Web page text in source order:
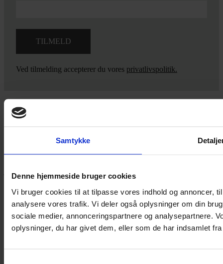
Samtykke
Denne hjemmeside bruger cookies
Vi bruger cookies til at tilpasse vores indhold og annoncer,
analysere vores trafik. Vi deler også oplysninger om din
sociale medier, annonceringspartnere og analysepartnere.
oplysninger, du har givet dem, eller som de har indsamlet
Ved tilmelding accepterer du vores privatlivspolitik.
Yarn Every Wear
Hvis du bøvler med noget eller ønsker ny inspiration, så skriv til
Vestergade 12 6270, Tønder
60 51 96 50
post@yarneverywear.dk
CVR 43041649
Facebook-f Instagram